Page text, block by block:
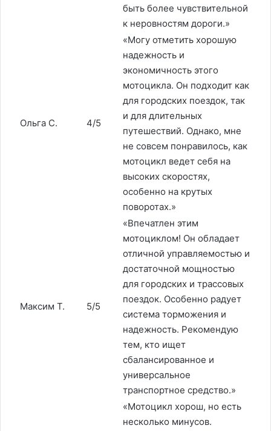
быть более чувствительной
к неровностям дороги.»
Ольга С. 4/5
«Могу отметить хорошую
надежность и
экономичность этого
мотоцикла. Он подходит как
для городских поездок, так
и для длительных
путешествий. Однако, мне
не совсем понравилось, как
мотоцикл ведет себя на
высоких скоростях,
особенно на крутых
поворотах.»
Максим Т. 5/5
«Впечатлен этим
мотоциклом! Он обладает
отличной управляемостью и
достаточной мощностью
для городских и трассовых
поездок. Особенно радует
система торможения и
надежность. Рекомендую
тем, кто ищет
сбалансированное и
универсальное
транспортное средство.»
«Мотоцикл хорош, но есть
несколько минусов.